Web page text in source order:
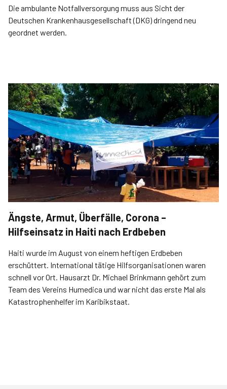
Die ambulante Notfallversorgung muss aus Sicht der
Deutschen Krankenhausgesellschaft (DKG) dringend neu
geordnet werden.
Ängste, Armut, Überfälle, Corona –
Hilfseinsatz in Haiti nach Erdbeben
Haiti wurde im August von einem heftigen Erdbeben
erschüttert. International tätige Hilfsorganisationen waren
schnell vor Ort. Hausarzt Dr. Michael Brinkmann gehört zum
Team des Vereins Humedica und war nicht das erste Mal als
Katastrophenhelfer im Karibikstaat.